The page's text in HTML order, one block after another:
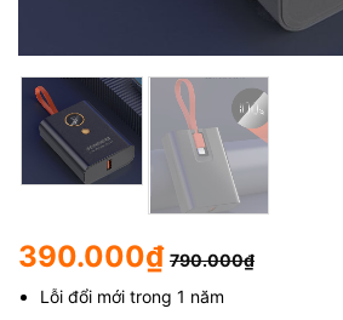
390.000₫ 790.000₫
Lỗi đổi mới trong 1 năm